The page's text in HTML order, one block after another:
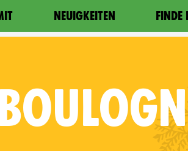
NEUIGKEITEN FINDE